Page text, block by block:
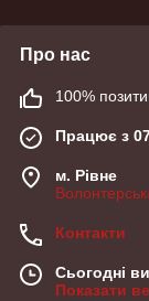
Про нас
100%
Працює з
м. Рівне
Контакти
Сьогодні
Показати